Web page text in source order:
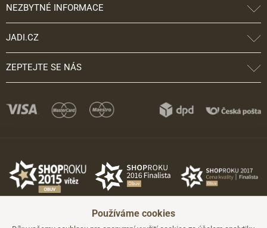
NEZBYTNÉ INFORMACE
JADI.CZ
ZEPTEJTE SE NÁS
Používáme cookies